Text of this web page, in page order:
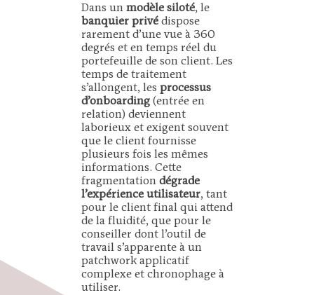
Dans un modèle siloté, le
banquier privé dispose
rarement d’une vue à 360
degrés et en temps réel du
portefeuille de son client. Les
temps de traitement
s’allongent, les processus
d’onboarding (entrée en
relation) deviennent
laborieux et exigent souvent
que le client fournisse
plusieurs fois les mêmes
informations. Cette
fragmentation dégrade
l’expérience utilisateur, tant
pour le client final qui attend
de la fluidité, que pour le
conseiller dont l’outil de
travail s’apparente à un
patchwork applicatif
complexe et chronophage à
utiliser.